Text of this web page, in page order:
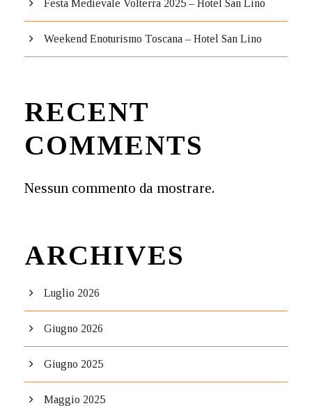
Festa Medievale Volterra 2025 – Hotel San Lino
Weekend Enoturismo Toscana – Hotel San Lino
RECENT
COMMENTS
Nessun commento da mostrare.
ARCHIVES
Luglio 2026
Giugno 2026
Giugno 2025
Maggio 2025